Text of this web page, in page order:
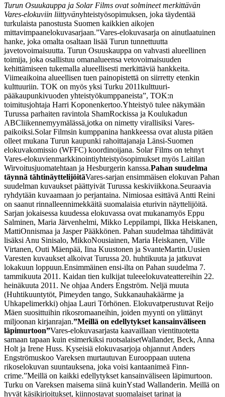
Turun Osuukauppa ja Solar Films ovat solmineet merkittävän
Vares-elokuviin liittyvänyhteistyösopimuksen, joka täydentää
turkulaista panostusta Suomen kaikkien aikojen
mittavimpaanelokuvasarjaan.”Vares-elokuvasarja on ainutlaatuinen
hanke, joka omalta osaltaan lisää Turun tunnettuutta
javetovoimaisuutta. Turun Osuuskauppa on vahvasti alueellinen
toimija, joka osallistuu omanalueensa vetovoimaisuuden
kehittämiseen tukemalla alueellisesti merkittäviä hankkeita.
Viimeaikoina alueellisen tuen painopistettä on siirretty etenkin
kulttuuriin. TOK on myös yksi Turku 2011kulttuuri-
pääkaupunkivuoden yhteistyökumppaneista”, TOK:n
toimitusjohtaja Harri Koponenkertoo.Yhteistyö tulee näkymään
Turussa parhaiten ravintola ShamRockissa ja Koulukadun
ABCliikennemyymälässä,jotka on nimetty virallisiksi Vares-
paikoiksi.Solar Filmsin kumppanina hankkeessa ovat alusta pitäen
olleet mukana Turun kaupunki rahoittajanaja Länsi-Suomen
elokuvakomissio (WFFC) koordinoijana. Solar Films on tehnyt
Vares-elokuvienmarkkinointiyhteistyösopimukset myös Laitilan
Wirvoitusjuomatehtaan ja Hesburgerin kanssa.Pahan suudelma
täynnä tähtinäyttelijöitäVares-sarjan ensimmäisen elokuvan Pahan
suudelman kuvaukset päättyivät Turussa keskiviikkona.Seuraavia
ryhdytään kuvaamaan jo perjantaina. Nimiosaa esittävä Antti Reini
on saanut rinnalleennimekkäitä suomalaisia eturivin näyttelijöitä.
Sarjan jokaisessa kuudessa elokuvassa ovat mukanamyös Eppu
Salminen, Maria Järvenhelmi, Mikko Leppilampi, Ilkka Heiskanen,
MattiOnnismaa ja Jasper Pääkkönen. Pahan suudelmaa tähdittävät
lisäksi Anu Sinisalo, MikkoNousiainen, Maria Heiskanen, Ville
Virtanen, Outi Mäenpää, Iina Kuustonen ja SvanteMartin.Uusien
Varesten kuvaukset alkoivat Turussa 20. huhtikuuta ja jatkuvat
lokakuun loppuun.Ensimmäinen ensi-ilta on Pahan suudelma 7.
tammikuuta 2011. Kaidan tien kulkijat tuleeelokuvateattereihin 22.
heinäkuuta 2011. Ne ohjaa Anders Engström. Neljä muuta
(Huhtikuuntytöt, Pimeyden tango, Sukkanauhakäärme ja
Uhkapelimerkki) ohjaa Lauri Törhönen. Elokuvatperustuvat Reijo
Mäen suosittuihin rikosromaaneihin, joiden myynti on ylittänyt
miljoonan kirjanrajan.”Meillä on edellytykset kansainväliseen
läpimurtoon”Vares-elokuvasarjasta kaavaillaan vientituotetta
samaan tapaan kuin esimerkiksi ruotsalaisetWallander, Beck, Anna
Holt ja Irene Huss. Kyseisiä elokuvasarjoja ohjannut Anders
Engströmuskoo Vareksen murtautuvan Eurooppaan uutena
rikoselokuvan suuntauksena, joka voisi kantaanimeä Finn-
crime.”Meillä on kaikki edellytykset kansainväliseen läpimurtoon.
Turku on Vareksen maisema siinä kuinYstad Wallanderin. Meillä on
hyvät käsikirjoitukset, kiinnostavat suomalaiset tarinat ja